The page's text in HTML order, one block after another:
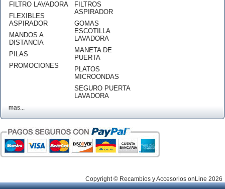
FILTRO LAVADORA
FLEXIBLES
ASPIRADOR
MANDOS A
DISTANCIA
PILAS
PROMOCIONES
FILTROS
ASPIRADOR
GOMAS
ESCOTILLA
LAVADORA
MANETA DE
PUERTA
PLATOS
MICROONDAS
SEGURO PUERTA
LAVADORA
mas...
Copyright © Recambios y Accesorios onLine 2026